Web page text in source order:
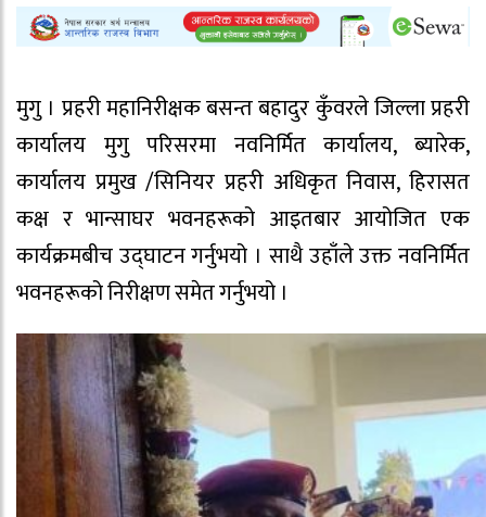
मुगु । प्रहरी महानिरीक्षक बसन्त बहादुर कुँवरले जिल्ला प्रहरी
कार्यालय मुगु परिसरमा नवनिर्मित कार्यालय, ब्यारेक,
कार्यालय प्रमुख /सिनियर प्रहरी अधिकृत निवास, हिरासत
कक्ष र भान्साघर भवनहरूको आइतबार आयोजित एक
कार्यक्रमबीच उद्‍घाटन गर्नुभयो । साथै उहाँले उक्त नवनिर्मित
भवनहरूको निरीक्षण समेत गर्नुभयो ।